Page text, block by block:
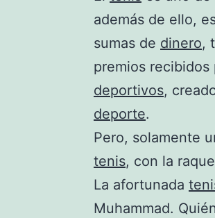
además de ello,
sumas de dinero,
premios
deportivos,
deporte.
Pero, solamente
tenis, con la
La afortunada
Muhammad.